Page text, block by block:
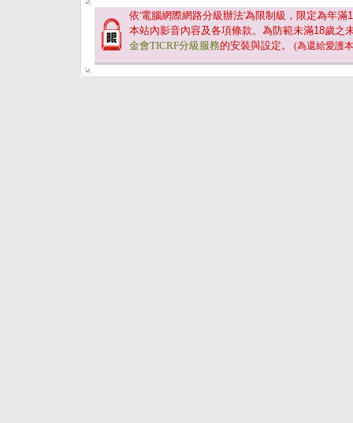
依'電腦網際網路分級辦法'為限制級，限定為年滿
本站內影音內容及各項條款。為防範未滿18歲之
金會TICRF分級服務的安裝與設定。 (為還給愛護